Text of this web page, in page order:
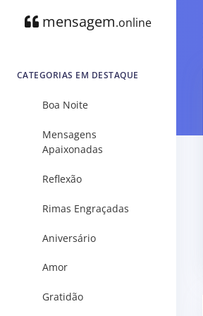
mensagem.online
CATEGORIAS EM DESTAQUE
Boa Noite
Mensagens
Apaixonadas
Reflexão
Rimas Engraçadas
Aniversário
Amor
Gratidão